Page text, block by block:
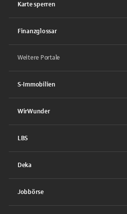
Karte sperren
Finanzglossar
Weitere Portale
S-Immobilien
WirWunder
LBS
Deka
Jobbörse